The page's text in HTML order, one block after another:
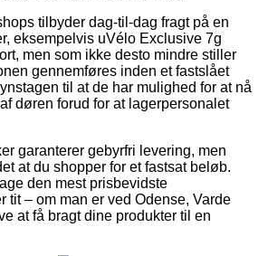
tilbyder dag-til-dag fragt på en
eksempelvis uVélo Exclusive 7g
men som ikke desto mindre stiller
gennemføres inden et fastslået
til at de har mulighed for at nå
døren forud for at lagerpersonalet
garanterer gebyrfri levering, men
at du shopper for et fastsat beløb.
den mest prisbevidste
tit – om man er ved Odense, Varde
at få bragt dine produkter til en